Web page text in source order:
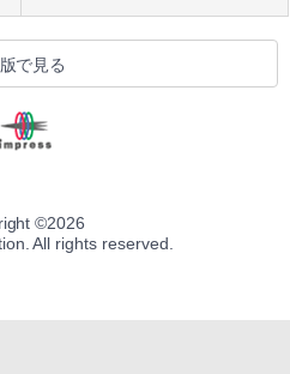
で見る
©2026
All rights reserved.